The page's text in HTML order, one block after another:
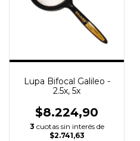
Lupa Bifocal Galileo -
2.5x, 5x
$8.224,90
3 cuotas sin interés de
$2.741,63